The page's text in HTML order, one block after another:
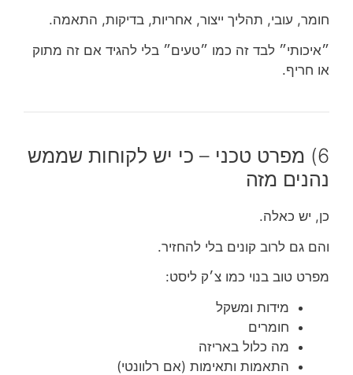
חומר, עובי, תהליך ייצור, אחריות, בדיקות, התאמה.
״איכותי״ לבד זה כמו ״טעים״ בלי להגיד אם זה מתוק
או חריף.
6) מפרט טכני – כי יש לקוחות שממש
נהנים מזה
כן, יש כאלה.
והם גם לרוב קונים בלי להחזיר.
מפרט טוב בנוי כמו צ׳ק ליסט:
מידות ומשקל
חומרים
מה כלול באריזה
התאמות ותאימות (אם רלוונטי)